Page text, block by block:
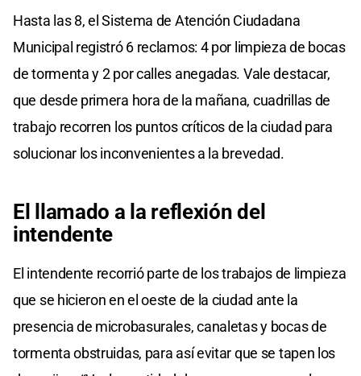
Hasta las 8, el Sistema de Atención Ciudadana
Municipal registró 6 reclamos: 4 por limpieza de bocas
de tormenta y 2 por calles anegadas. Vale destacar,
que desde primera hora de la mañana, cuadrillas de
trabajo recorren los puntos críticos de la ciudad para
solucionar los inconvenientes a la brevedad.
El llamado a la reflexión del
intendente
El intendente recorrió parte de los trabajos de limpieza
que se hicieron en el oeste de la ciudad ante la
presencia de microbasurales, canaletas y bocas de
tormenta obstruidas, para así evitar que se tapen los